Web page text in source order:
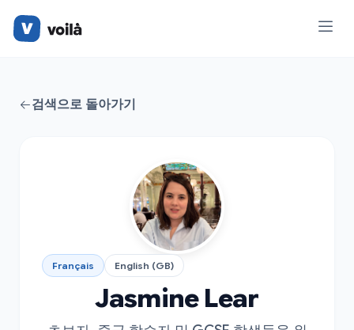
검색으로 돌아가기
Français English (GB)
Jasmine Lear